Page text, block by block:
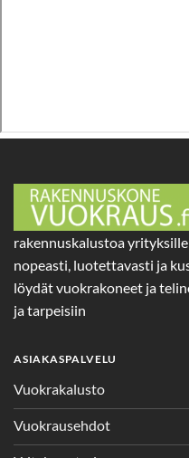
rakennuskalustoa
nopeasti, luotettavasti ja
löydät vuokrakoneet ja
ja tarpeisiin
ASIAKASPALVELU
Vuokrakalusto
Vuokrausehdot